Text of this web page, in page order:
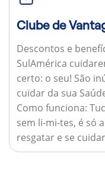
Clube de
Descontos e
SulAmérica
certo: o seu! São
cuidar da sua
Como funciona:
sem li-mi-tes, é só
resgatar e se